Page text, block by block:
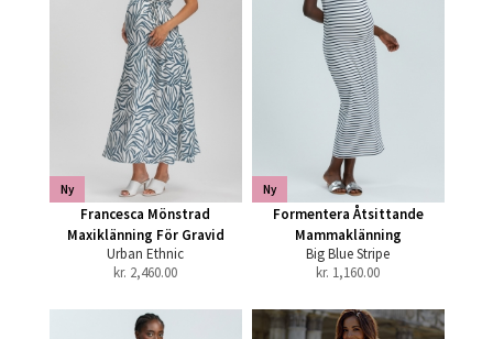
Ny
Francesca Mönstrad
Maxiklänning För Gravid
Urban Ethnic
kr. 2,460.00
Ny
Formentera Åtsittande
Mammaklänning
Big Blue Stripe
kr. 1,160.00